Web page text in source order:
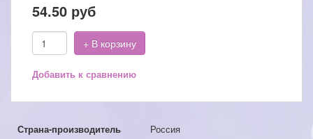
54.50 руб
+ В корзину
Добавить к сравнению
Страна-производитель Россия